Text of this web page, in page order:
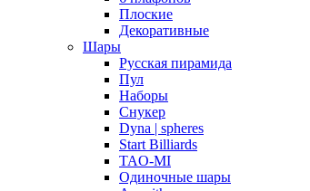
Плоские
Декоративные
Шары
Русская пирамида
Пул
Наборы
Снукер
Dyna | spheres
Start Billiards
TAO-MI
Одиночные шары